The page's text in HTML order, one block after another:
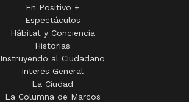
En Positivo +
Espectáculos
Hábitat y Conciencia
Historias
Instruyendo al Ciudadano
Interés General
La Ciudad
La Columna de Marcos